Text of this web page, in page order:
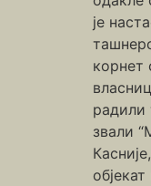
је
корнет
радили
звали